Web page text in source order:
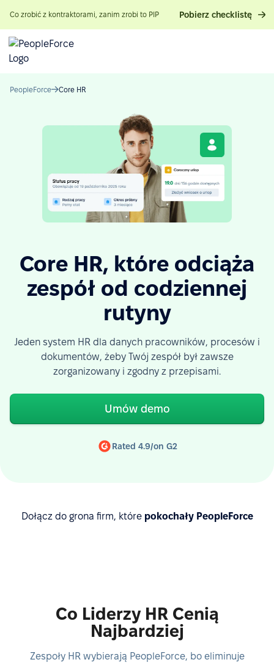
Co zrobić z kontraktorami, zanim zrobi to PIP Pobierz checklistę
PeopleForce Core HR
Core HR, które odciąża
zespół od codziennej
rutyny
Jeden system HR dla danych pracowników, procesów i
dokumentów, żeby Twój zespół był zawsze
zorganizowany i zgodny z przepisami.
Umów demo
Rated 4.9/on G2
Dołącz do grona firm, które pokochały PeopleForce
Co Liderzy HR Cenią
Najbardziej
Zespoły HR wybierają PeopleForce, bo eliminuje